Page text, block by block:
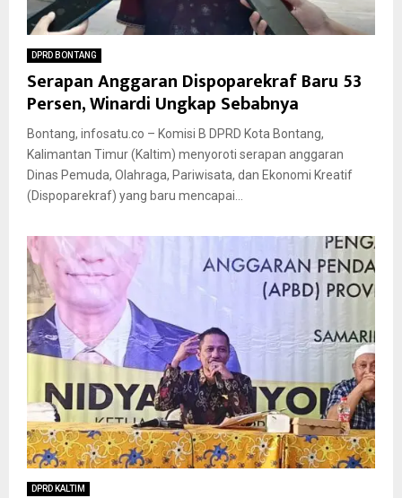
DPRD BONTANG
Serapan Anggaran Dispoparekraf Baru 53
Persen, Winardi Ungkap Sebabnya
Bontang, infosatu.co – Komisi B DPRD Kota Bontang,
Kalimantan Timur (Kaltim) menyoroti serapan anggaran
Dinas Pemuda, Olahraga, Pariwisata, dan Ekonomi Kreatif
(Dispoparekraf) yang baru mencapai...
DPRD KALTIM